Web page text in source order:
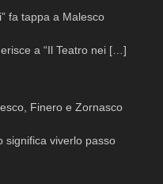
fa tappa a Malesco
a “Il Teatro nei […]
Finero e Zornasco
significa viverlo passo